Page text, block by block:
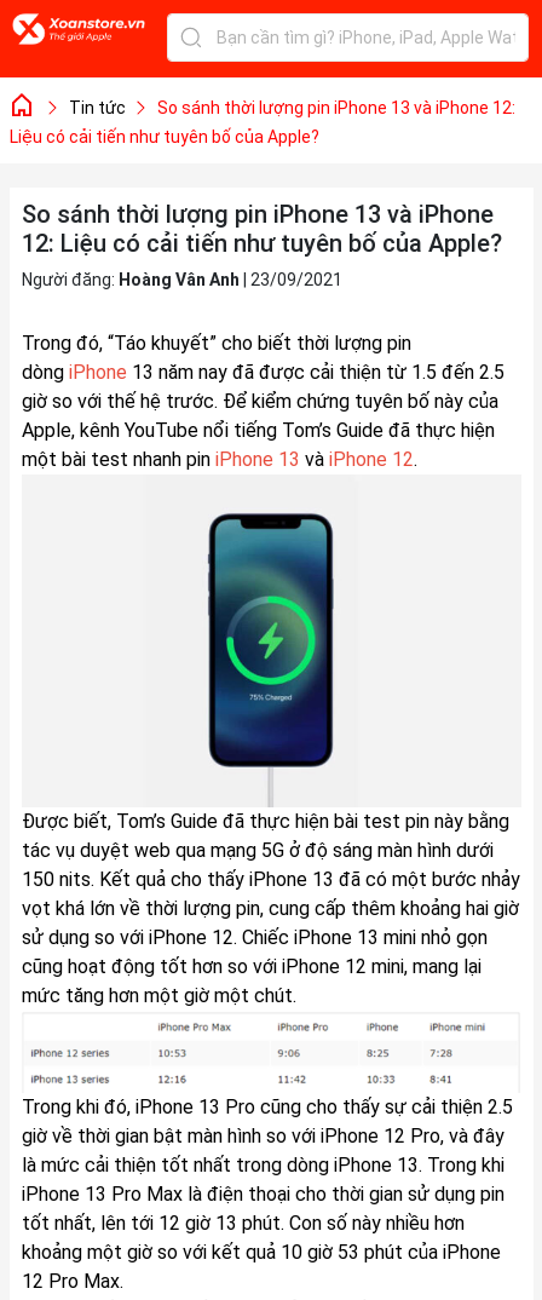
Tin tức
So sánh thời lượng pin iPhone 13 và iPhone 12:
Liệu có cải tiến như tuyên bố của Apple?
So sánh thời lượng pin iPhone 13 và iPhone
12: Liệu có cải tiến như tuyên bố của Apple?
Người đăng: Hoàng Vân Anh 23/09/2021
Trong đó, “Táo khuyết” cho biết thời lượng pin
dòngiPhone 13 năm nay đã được cải thiện từ 1.5 đến 2.5
giờ so với thế hệ trước. Để kiểm chứng tuyên bố này của
Apple, kênh YouTube nổi tiếng Tom’s Guide đã thực hiện
một bài test nhanh pin iPhone 13 và iPhone 12.
Được biết, Tom’s Guide đã thực hiện bài test pin này bằng
tác vụ duyệt web qua mạng 5G ở độ sáng màn hình dưới
150 nits. Kết quả cho thấy iPhone 13 đã có ​​một bước nhảy
vọt khá lớn về thời lượng pin, cung cấp thêm khoảng hai giờ
sử dụng so với iPhone 12. Chiếc iPhone 13 mini nhỏ gọn
cũng hoạt động tốt hơn so với iPhone 12 mini, mang lại
mức tăng hơn một giờ một chút.
Trong khi đó, iPhone 13 Pro cũng cho thấy sự cải thiện 2.5
giờ về thời gian bật màn hình so với iPhone 12 Pro, và đây
là mức cải thiện tốt nhất trong dòng iPhone 13. Trong khi
iPhone 13 Pro Max là điện thoại cho thời gian sử dụng pin
tốt nhất, lên tới 12 giờ 13 phút. Con số này nhiều hơn
khoảng một giờ so với kết quả 10 giờ 53 phút của iPhone
12 Pro Max.